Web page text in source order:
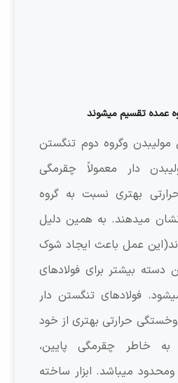
عمده تقسیم میشوند
وگروه دوم تنگستن
دار معمولاً چقرمگی
بهتری نسبت به گروه
میدهند. به همین دلیل
عمل باعث ایجاد شوک
دسته بیشتر برای فولادهای
میشود. فولادهای تنگستن دار
حرارتی بهتری از خود
خاطر چقرمگی پایین،
میباشد. ابزار ساخته